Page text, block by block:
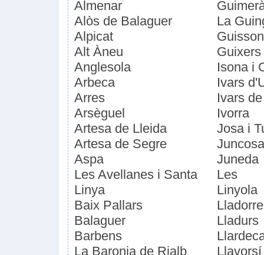
Almenar
Alòs de Balaguer
Alpicat
Alt Àneu
Anglesola
Arbeca
Arres
Arsèguel
Artesa de Lleida
Artesa de Segre
Aspa
Les Avellanes i Santa
Linya
Baix Pallars
Balaguer
Barbens
La Baronia de Rialb
La
Guixers
Isona i
Ivars
Ivars
Ivorra
Josa i
Juncosa
Juneda
Les
Linyola
Lladorre
Lladurs
Llavorsí